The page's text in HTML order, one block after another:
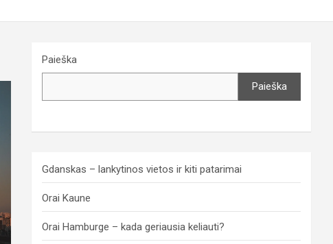
Paieška
Paieška
Gdanskas – lankytinos vietos ir kiti patarimai
Orai Kaune
Orai Hamburge – kada geriausia keliauti?